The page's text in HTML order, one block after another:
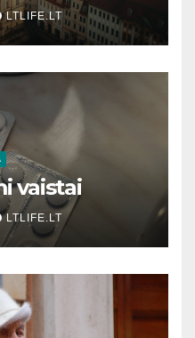
LTLIFE.LT
vaistai
LTLIFE.LT